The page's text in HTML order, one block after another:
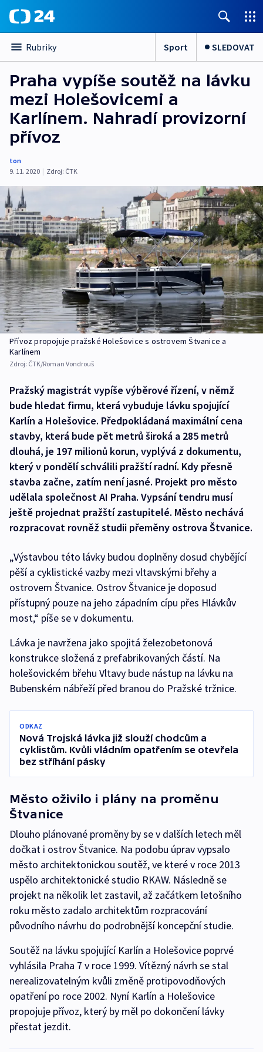
Rubriky Sport SLEDOVAT
Praha vypíše soutěž na lávku
mezi Holešovicemi a
Karlínem. Nahradí provizorní
přívoz
ton
9. 11. 2020 | Zdroj: ČTK
Přívoz propojuje pražské Holešovice s ostrovem Štvanice a
Karlínem
Zdroj: ČTK/Roman Vondrouš
Pražský magistrát vypíše výběrové řízení, v němž
bude hledat firmu, která vybuduje lávku spojující
Karlín a Holešovice. Předpokládaná maximální cena
stavby, která bude pět metrů široká a 285 metrů
dlouhá, je 197 milionů korun, vyplývá z dokumentu,
který v pondělí schválili pražští radní. Kdy přesně
stavba začne, zatím není jasné. Projekt pro město
udělala společnost AI Praha. Vypsání tendru musí
ještě projednat pražští zastupitelé. Město nechává
rozpracovat rovněž studii přeměny ostrova Štvanice.
„Výstavbou této lávky budou doplněny dosud chybějící
pěší a cyklistické vazby mezi vltavskými břehy a
ostrovem Štvanice. Ostrov Štvanice je doposud
přístupný pouze na jeho západním cípu přes Hlávkův
most,“ píše se v dokumentu.
Lávka je navržena jako spojitá železobetonová
konstrukce složená z prefabrikovaných částí. Na
holešovickém břehu Vltavy bude nástup na lávku na
Bubenském nábřeží před branou do Pražské tržnice.
ODKAZ
Nová Trojská lávka již slouží chodcům a
cyklistům. Kvůli vládním opatřením se otevřela
bez stříhání pásky
Město oživilo i plány na proměnu
Štvanice
Dlouho plánované proměny by se v dalších letech měl
dočkat i ostrov Štvanice. Na podobu úprav vypsalo
město architektonickou soutěž, ve které v roce 2013
uspělo architektonické studio RKAW. Následně se
projekt na několik let zastavil, až začátkem letošního
roku město zadalo architektům rozpracování
původního návrhu do podrobnější koncepční studie.
Soutěž na lávku spojující Karlín a Holešovice poprvé
vyhlásila Praha 7 v roce 1999. Vítězný návrh se stal
nerealizovatelným kvůli změně protipovodňových
opatření po roce 2002. Nyní Karlín a Holešovice
propojuje přívoz, který by měl po dokončení lávky
přestat jezdit.